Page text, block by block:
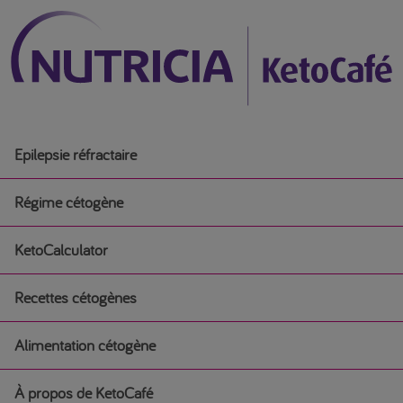
Epilepsie réfractaire
Régime cétogène
Régime cétogène
Débuter un régime cétogène médical
Régime cétogène pour l’épilepsie chez les nourrissons
KetoCalculator
Recettes cétogènes
Recettes cétogènes
Alimentation cétogène
Alimentation cétogène
À propos de KetoCafé